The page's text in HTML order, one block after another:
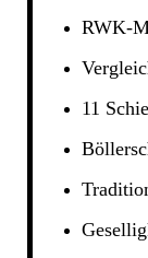
RWK-
11